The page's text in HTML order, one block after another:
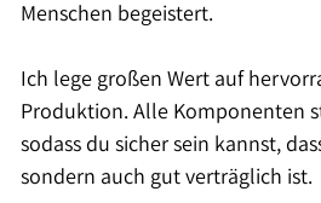
Menschen begeistert.
Ich lege großen Wert auf
Produktion. Alle Komponenten
sodass du sicher sein kannst,
sondern auch gut verträglich ist.